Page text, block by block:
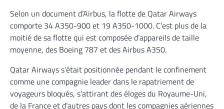
Selon un document d’Airbus, la flotte de Qatar Airways
comporte 34 A350-900 et 19 A350-1000. C’est plus de la
moitié de sa flotte qui est composée d’appareils de taille
moyenne, des Boeing 787 et des Airbus A350.
Qatar Airways s’était positionnée pendant le confinement
comme une compagnie leader dans le rapatriement de
voyageurs bloqués, s’attirant des éloges du Royaume-Uni,
de la France et d’autres pays dont les compagnies aériennes